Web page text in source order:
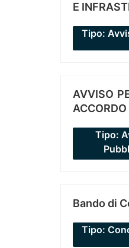
E
Tipo:
AVVISO
Tipo:
Bando di
Tipo: